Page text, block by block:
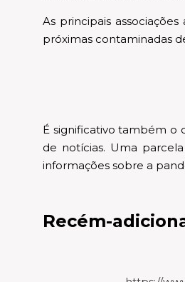
As principais
próximas contaminadas
É significativo também o
de notícias. Uma
informações sobre a
Recém-